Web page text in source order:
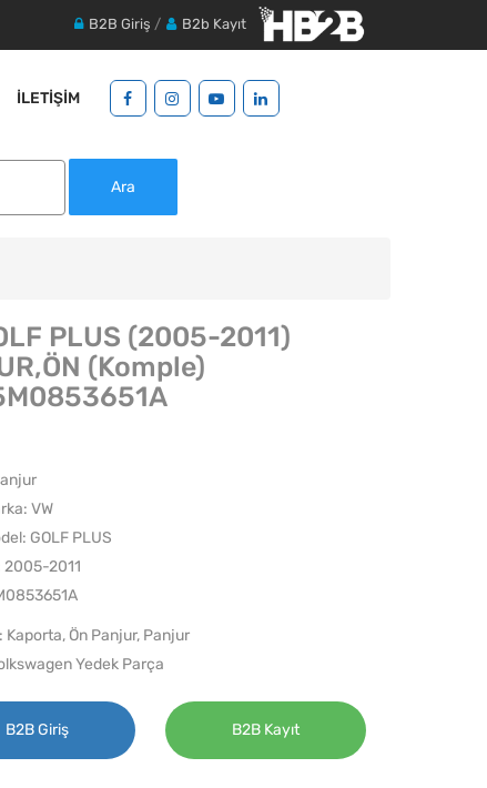
B2B Giriş / B2b Kayıt
İLETIŞIM
Ara
PLUS (2005-2011)
(Komple)
VW
GOLF PLUS
2005-2011
Kaporta, Ön Panjur, Panjur
Yedek Parça
B2B Giriş B2B Kayıt